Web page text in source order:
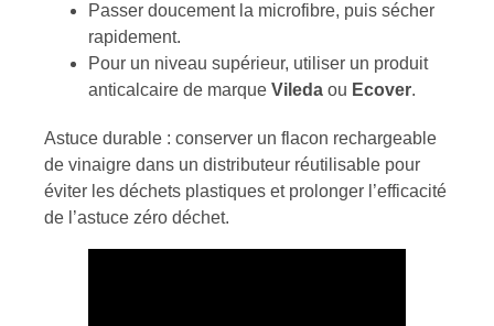
Passer doucement la microfibre, puis sécher
rapidement.
Pour un niveau supérieur, utiliser un produit
anticalcaire de marque Vileda ou Ecover.
Astuce durable : conserver un flacon rechargeable
de vinaigre dans un distributeur réutilisable pour
éviter les déchets plastiques et prolonger l’efficacité
de l’astuce zéro déchet.